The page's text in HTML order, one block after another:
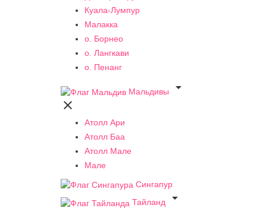
Куала-Лумпур
Малакка
о. Борнео
о. Лангкави
о. Пенанг
Мальдивы


Атолл Ари
Атолл Баа
Атолл Мале
Мале
Сингапур
Тайланд
